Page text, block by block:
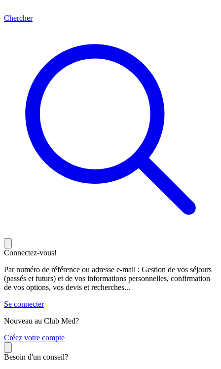
Chercher
Connectez-vous!
Par numéro de référence ou adresse e-mail : Gestion de vos séjours
(passés et futurs) et de vos informations personnelles, confirmation
de vos options, vos devis et recherches...
Se connecter
Nouveau au Club Med?
Créez votre compte
Besoin d'un conseil?